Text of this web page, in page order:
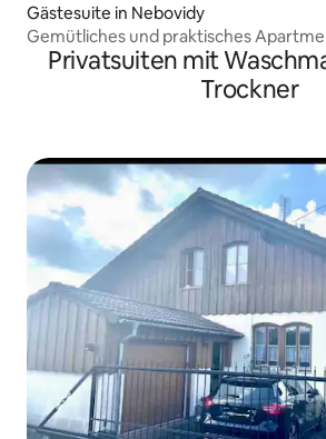
Gästesuite in Nebovidy
Gemütliches und praktisches
Privatsuiten mit
Trockner